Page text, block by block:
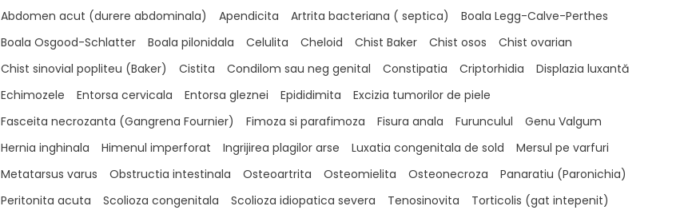
Abdomen acut (durere abdominala) Apendicita Artrita bacteriana ( septica)
Boala Legg-Calve-Perthes
Boala Osgood-Schlatter
Boala pilonidala Celulita Cheloid Chist Baker Chist osos
Chist ovarian
Chist sinovial popliteu (Baker)
Cistita Condilom sau neg genital Constipatia Criptorhidia
Displazia luxantă
Echimozele
Entorsa cervicala Entorsa gleznei Epididimita
Excizia tumorilor de piele
Fasceita necrozanta (Gangrena Fournier)
Fimoza si parafimoza Fisura anala Furunculul
Genu Valgum
Hernia inghinala
Himenul imperforat Ingrijirea plagilor arse Luxatia congenitala de sold
Mersul pe varfuri
Metatarsus varus
Obstructia intestinala Osteoartrita Osteomielita Osteonecroza
Panaratiu (Paronichia)
Peritonita acuta
Scolioza congenitala Scolioza idiopatica severa Tenosinovita
Torticolis (gat intepenit)